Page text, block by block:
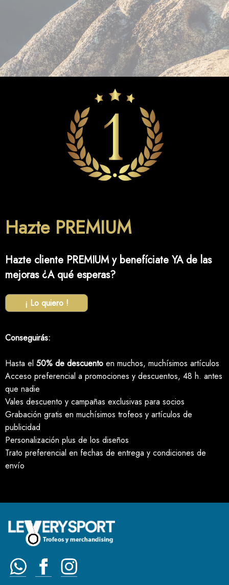
Hazte PREMIUM
Hazte cliente PREMIUM y benefíciate YA de las
mejoras ¿A qué esperas?
¡ Lo quiero !
Conseguirás:
Hasta el 50% de descuento en muchos, muchísimos artículos
Acceso preferencial a promociones y descuentos, 48 h. antes
que nadie
Vales descuento y campañas exclusivas para socios
Grabación gratis en muchísimos trofeos y artículos de
publicidad
Personalización plus de los diseños
Trato preferencial en fechas de entrega y condiciones de
envío